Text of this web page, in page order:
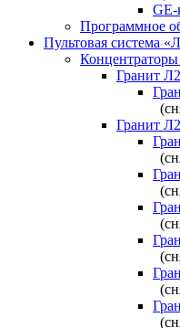
GE-
Программное
Пультовая система
Гранит
Гранит